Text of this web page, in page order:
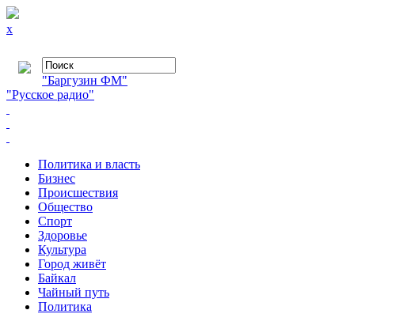
x
"Баргузин ФМ"
"Русское радио"
Политика и власть
Бизнес
Происшествия
Общество
Cпорт
Здоровье
Культура
Город живёт
Байкал
Чайный путь
Политика